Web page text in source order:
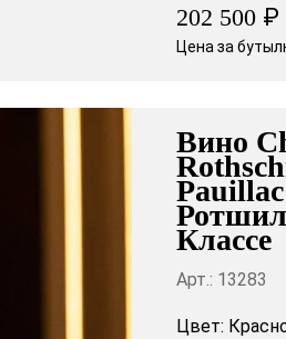
202 500 ₽
Цена за
Вино
Классе
Арт.: 13283
Цвет: